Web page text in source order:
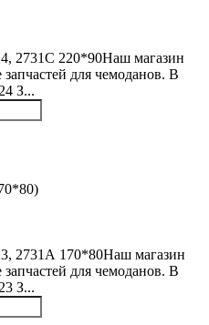
2731С 220*90Наш магазин
для чемоданов. В
З...
2731А 170*80Наш магазин
для чемоданов. В
З...